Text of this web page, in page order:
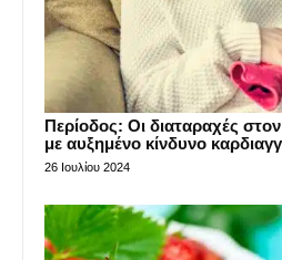
Περίοδος: Οι διαταραχές
με αυξημένο κίνδυνο
26 Ιουλίου 2024